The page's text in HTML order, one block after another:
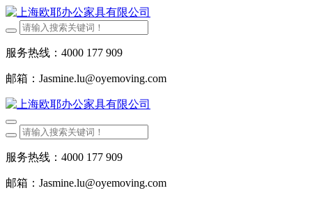
服务热线：4000 177 909
邮箱：Jasmine.lu@oyemoving.com
服务热线：4000 177 909
邮箱：Jasmine.lu@oyemoving.com